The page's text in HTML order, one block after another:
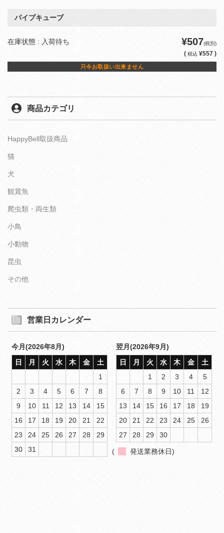
パイプキューブ
在庫状態 : 入荷待ち ¥507(税別)
( 税込 ¥557 )
只今お取扱い出来ません
商品カテゴリ
HappyBell取扱商品
猫
犬
観賞魚
爬虫類・両生類
小鳥
小動物
昆虫
その他
営業日カレンダー
今月(2026年8月)
日
月 火 水 木 金
土
1
2
3 4 5 6 7
8
9
10 11 12 13 14
15
16
17 18 19 20 21
22
23
24 25 26 27 28
29
30
31
翌月(2026年9月)
日
月 火 水 木 金
土
1
2 3 4
5
6
7 8 9 10 11
12
13
14 15 16 17 18
19
20
21 22 23 24 25
26
27
28 29 30
( 発送業務休日)